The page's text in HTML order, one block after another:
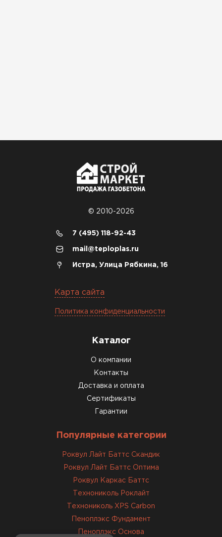
© 2010-2026
7 (495) 118-92-43
mail@teploplas.ru
Истра, Улица Рябкина, 16
Карта сайта
Политика конфиденциальности
Каталог
О компании
Контакты
Доставка и оплата
Сертификаты
Гарантии
Популярные категории
Роквул Лайт Баттс Скандик
Роквул Лайт Баттс Оптима
Роквул Каркас Баттс
Технониколь Роклайт
Технониколь XPS Carbon
Пеноплэкс Фундамент
Пеноплэкс Основа